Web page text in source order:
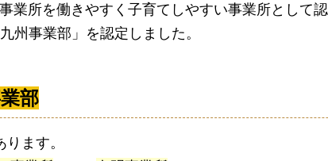
業所を働きやすく子育てしやすい事業所として
州事業部」を認定しました。
部
ます。